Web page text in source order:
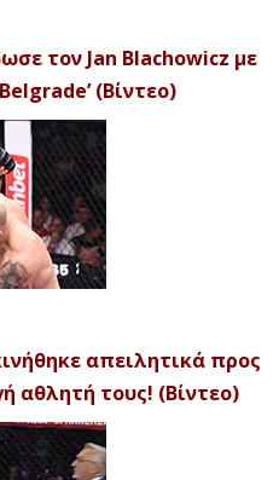
τον Jan Blachowicz με
(Βίντεο)
απειλητικά προς
αθλητή τους! (Βίντεο)